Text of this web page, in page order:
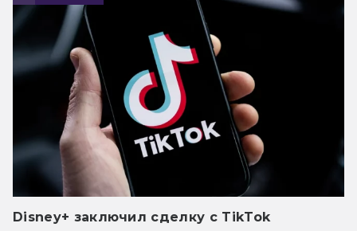
Disney+ заключил сделку с TikTok